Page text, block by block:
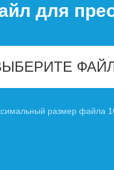
для
размер файла